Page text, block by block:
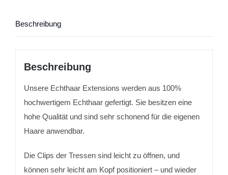
Beschreibung
Beschreibung
Unsere Echthaar Extensions werden aus 100%
hochwertigem Echthaar gefertigt. Sie besitzen eine
hohe Qualität und sind sehr schonend für die eigenen
Haare anwendbar.
Die Clips der Tressen sind leicht zu öffnen, und
können sehr leicht am Kopf positioniert – und wieder